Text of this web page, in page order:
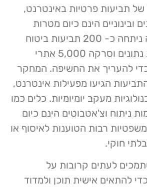
של תביעות פרטיות באינטרנט,
הינם כיום מטרות
נפוצות. הקואליציה ניתחה כ- 200 תביעות ביטוח
הקשורות לפרטיות נתונים וסרקה 5,000 אתרי
להעריך את החשיפה. המחקר
אחוז מהתביעות הגיעו מפעילות אינטרנט,
מעקב יומיומיות. כלים כמו
ניתוח וצ'אטבוטים הינם כיום
רבות הטוענות לאיסוף או
בלתי חוקי.
לעתים קרובות על
להתאים אישית תוכן ולמדוד